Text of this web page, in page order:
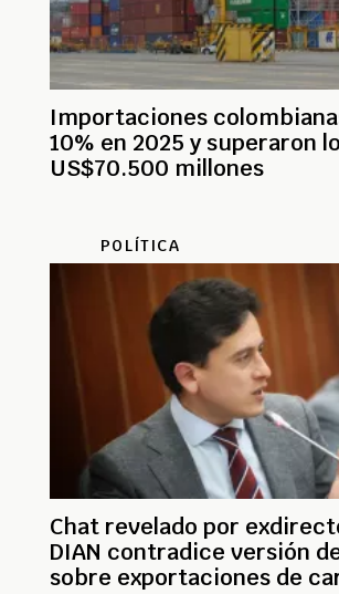
Importaciones
10% en 2025 y superaron
US$70.500 millones
POLÍTICA
Chat revelado por
DIAN contradice versión
sobre exportaciones de